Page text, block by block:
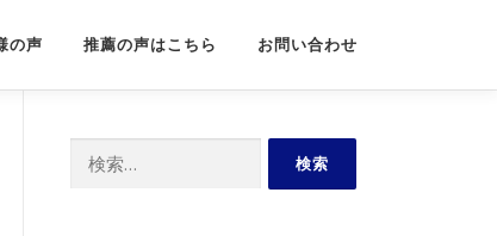
の声 推薦の声はこちら お問い合わせ